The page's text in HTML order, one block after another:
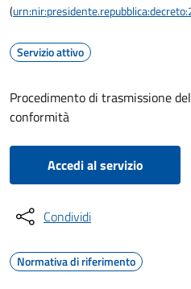
(
Servizio attivo
Procedimento di trasmissione
conformità
Accedi al servizio
Condividi
Normativa di riferimento